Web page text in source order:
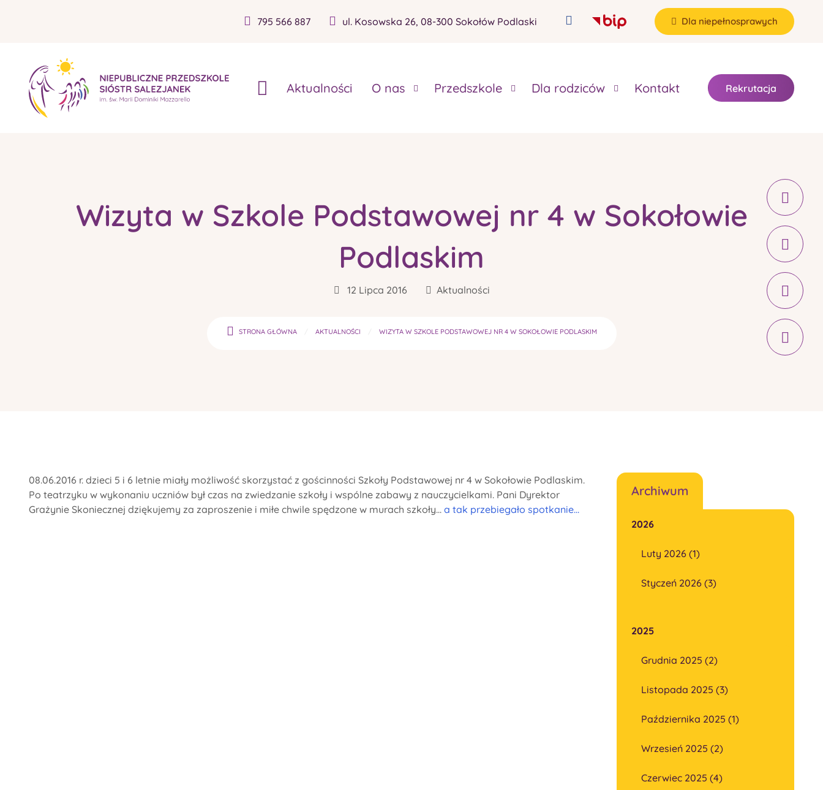
795 566 887 ul. Kosowska 26, 08-300 Sokołów Podlaski Dla niepełnosprawych
Aktualności O nas Przedszkole Dla rodziców Kontakt Rekrutacja
Wizyta w Szkole Podstawowej nr 4 w Sokołowie
Podlaskim
12 Lipca 2016 Aktualności
STRONA GŁÓWNA AKTUALNOŚCI WIZYTA W SZKOLE PODSTAWOWEJ NR 4 W SOKOŁOWIE PODLASKIM
08.06.2016 r. dzieci 5 i 6 letnie miały możliwość skorzystać z gościnności Szkoły Podstawowej nr 4 w Sokołowie Podlaskim.
Po teatrzyku w wykonaniu uczniów był czas na zwiedzanie szkoły i wspólne zabawy z nauczycielkami. Pani Dyrektor
Grażynie Skoniecznej dziękujemy za zaproszenie i miłe chwile spędzone w murach szkoły... a tak przebiegało spotkanie...
Archiwum
2026
Luty 2026 (1)
Styczeń 2026 (3)
2025
Grudnia 2025 (2)
Listopada 2025 (3)
Października 2025 (1)
Wrzesień 2025 (2)
Czerwiec 2025 (4)